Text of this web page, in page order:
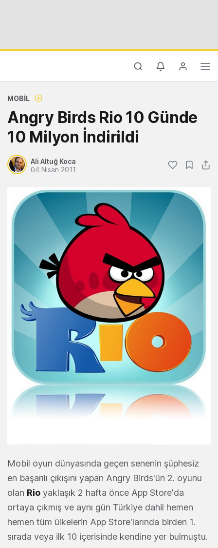
MOBIL
Angry Birds Rio 10 Günde
10 Milyon İndirildi
Ali Altuğ Koca
04 Nisan 2011
Mobil oyun dünyasında geçen senenin şüphesiz
en başarılı çıkışını yapan Angry Birds'ün 2. oyunu
olan Rio yaklaşık 2 hafta önce App Store'da
ortaya çıkmış ve aynı gün Türkiye dahil hemen
hemen tüm ülkelerin App Store'larında birden 1.
sırada veya ilk 10 içerisinde kendine yer bulmuştu.